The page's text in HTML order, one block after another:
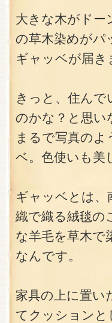
大きな木がドー
の草木染めがパ
ギャッベが届き
きっと、住んで
のかな？と思い
まるで写真の
ベ。色使いも美
ギャッベとは、
織で織る絨毯の
な羊毛を草木で
なんです。
家具の上に置い
てクッションと